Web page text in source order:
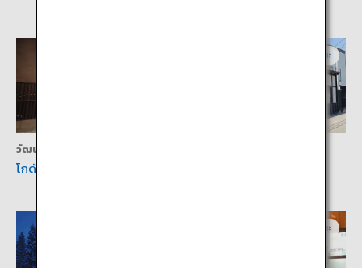
วัฒนธรรม
โกดังเก็บของยุชิกุระแห่งมาสุดะ
อาคิตะ
อิวาเตะ